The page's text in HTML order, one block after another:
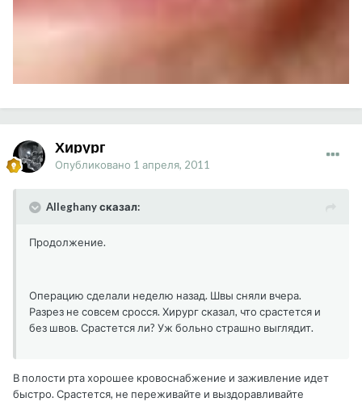
Хирург
Опубликовано 1 апреля, 2011
Alleghany сказал:
Продолжение.
Операцию сделали неделю назад. Швы сняли вчера.
Разрез не совсем сросся. Хирург сказал, что срастется и
без швов. Срастется ли? Уж больно страшно выглядит.
В полости рта хорошее кровоснабжение и заживление идет
быстро. Срастется, не переживайте и выздоравливайте